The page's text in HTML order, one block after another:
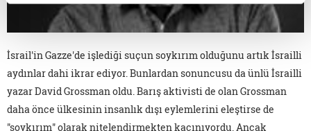
İsrail'in Gazze'de işlediği suçun soykırım olduğunu artık İsrailli
aydınlar dahi ikrar ediyor. Bunlardan sonuncusu da ünlü İsrailli
yazar David Grossman oldu. Barış aktivisti de olan Grossman
daha önce ülkesinin insanlık dışı eylemlerini eleştirse de
"soykırım" olarak nitelendirmekten kaçınıyordu. Ancak